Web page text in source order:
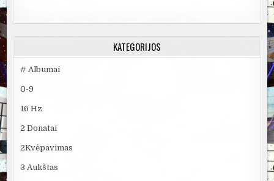
KATEGORIJOS
# Albumai
0-9
16 Hz
2 Donatai
2Kvėpavimas
3 Aukštas